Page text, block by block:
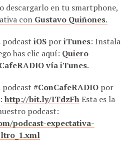
descargarlo en tu smartphone,
con Gustavo Quiñones.
podcast iOS poriTunes: Instala
has clic aquí: Quiero
vía iTunes.
podcast #ConCafeRADIO por
: http://bit.ly/ITdzFh Esta es la
podcast:
podcast-expectativa-